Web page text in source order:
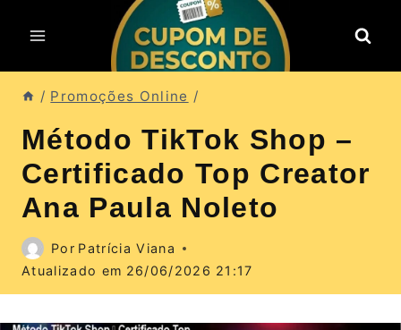
para
o
Conteúdo
/ Promoções Online /
Método TikTok Shop –
Certificado Top Creator
Ana Paula Noleto
Por Patrícia Viana
Atualizado em 26/06/2026 21:17